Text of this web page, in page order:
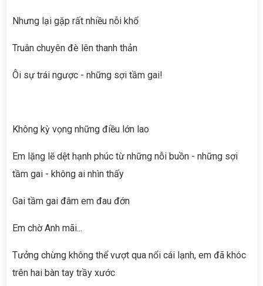
Nhưng lại gặp rất nhiều nỗi khổ
Truân chuyên đè lên thanh thản
Ôi sự trái ngược - những sợi tầm gai!
Không kỳ vọng những điều lớn lao
Em lặng lẽ dệt hạnh phúc từ những nỗi buồn - những sợi
tầm gai - không ai nhìn thấy
Gai tầm gai đâm em đau đớn
Em chờ Anh mãi...
Tưởng chừng không thể vượt qua nổi cái lạnh, em đã khóc
trên hai bàn tay trầy xước